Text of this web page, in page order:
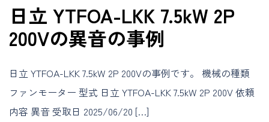
日立 YTFOA-LKK 7.5kW 2P
200Vの異音の事例
日立 YTFOA-LKK 7.5kW 2P 200Vの事例です。 機械の種類
ファンモーター 型式 日立 YTFOA-LKK 7.5kW 2P 200V 依頼
内容 異音 受取日 2025/06/20 […]